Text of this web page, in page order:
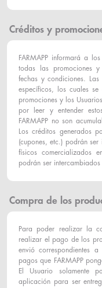
Créditos y
FARMAPP informará a
todas las promociones y
fechas y condiciones.
específicos, los cuales
promociones y los
por leer y entender
FARMAPP no son
Los créditos generados
(cupones, etc.) podrán
físicos comercializados
podrán ser
Compra de los
Para poder realizar la
realizar el pago de los
envió correspondientes
pagos que FARMAPP
El Usuario solamente
aplicación para ser